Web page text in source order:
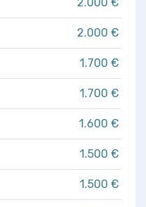
2.000 €
1.700 €
1.700 €
1.600 €
1.500 €
1.500 €